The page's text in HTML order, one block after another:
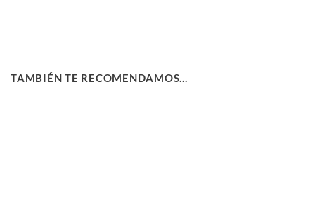
TAMBIÉN TE RECOMENDAMOS…